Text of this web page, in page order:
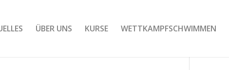
ÜBER UNS KURSE WETTKAMPFSCHWIMMEN